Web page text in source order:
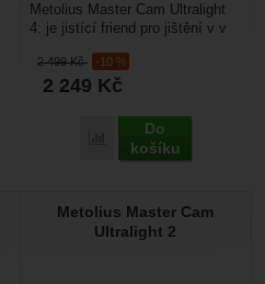
2 499Kč -10 %
2 249 Kč
Porovnat
Do
košíku
Metolius Master Cam Ultralight
4: je jistící friend pro jištění v v
kde...
Metolius Master Cam
Ultralight 2